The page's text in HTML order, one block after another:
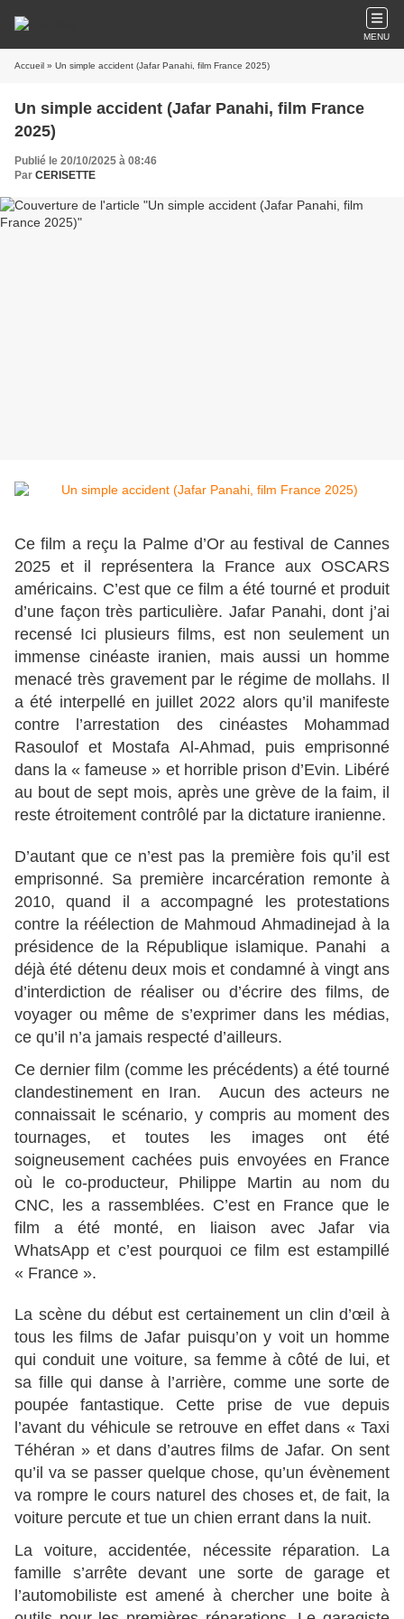
MENU
Accueil » Un simple accident (Jafar Panahi, film France 2025)
Un simple accident (Jafar Panahi, film France
2025)
Publié le 20/10/2025 à 08:46
Par CERISETTE
Ce film a reçu la Palme d’Or au festival de Cannes
2025 et il représentera la France aux OSCARS
américains. C’est que ce film a été tourné et produit
d’une façon très particulière. Jafar Panahi, dont j’ai
recensé Ici plusieurs films, est non seulement un
immense cinéaste iranien, mais aussi un homme
menacé très gravement par le régime de mollahs. Il
a été interpellé en juillet 2022 alors qu’il manifeste
contre l’arrestation des cinéastes Mohammad
Rasoulof et Mostafa Al-Ahmad, puis emprisonné
dans la « fameuse » et horrible prison d’Evin. Libéré
au bout de sept mois, après une grève de la faim, il
reste étroitement contrôlé par la dictature iranienne.
D’autant que ce n’est pas la première fois qu’il est
emprisonné. Sa première incarcération remonte à
2010, quand il a accompagné les protestations
contre la réélection de Mahmoud Ahmadinejad à la
présidence de la République islamique. Panahi a
déjà été détenu deux mois et condamné à vingt ans
d’interdiction de réaliser ou d’écrire des films, de
voyager ou même de s’exprimer dans les médias,
ce qu’il n’a jamais respecté d’ailleurs.
Ce dernier film (comme les précédents) a été tourné
clandestinement en Iran. Aucun des acteurs ne
connaissait le scénario, y compris au moment des
tournages, et toutes les images ont été
soigneusement cachées puis envoyées en France
où le co-producteur, Philippe Martin au nom du
CNC, les a rassemblées. C’est en France que le
film a été monté, en liaison avec Jafar via
WhatsApp et c’est pourquoi ce film est estampillé
« France ».
La scène du début est certainement un clin d’œil à
tous les films de Jafar puisqu’on y voit un homme
qui conduit une voiture, sa femme à côté de lui, et
sa fille qui danse à l’arrière, comme une sorte de
poupée fantastique. Cette prise de vue depuis
l’avant du véhicule se retrouve en effet dans « Taxi
Téhéran » et dans d’autres films de Jafar. On sent
qu’il va se passer quelque chose, qu’un évènement
va rompre le cours naturel des choses et, de fait, la
voiture percute et tue un chien errant dans la nuit.
La voiture, accidentée, nécessite réparation. La
famille s’arrête devant une sorte de garage et
l’automobiliste est amené à chercher une boite à